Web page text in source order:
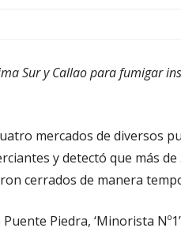
Sur y Callao para fumigar
mercados de diversos
y detectó que más
cerrados de manera
Piedra, ‘Minorista